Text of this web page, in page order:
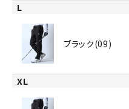
L
ブラック(09)
XL